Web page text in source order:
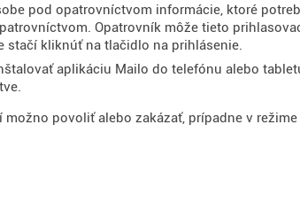
pod opatrovníctvom informácie, ktoré
Opatrovník môže tieto
stačí kliknúť na tlačidlo na prihlásenie.
aplikáciu Mailo do telefónu alebo
povoliť alebo zakázať, prípadne v